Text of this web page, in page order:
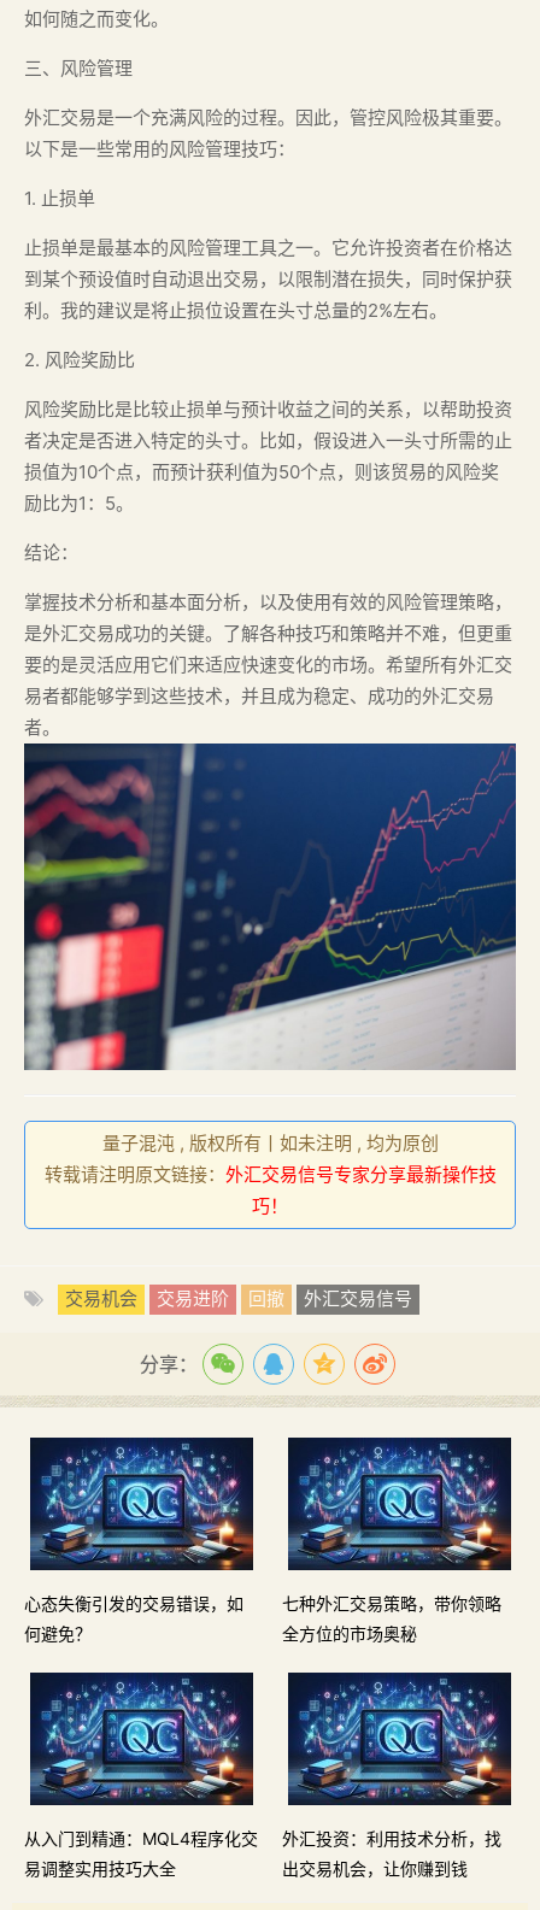
如何随之而变化。
三、风险管理
外汇交易是一个充满风险的过程。因此，管控风险极其重要。
以下是一些常用的风险管理技巧：
1. 止损单
止损单是最基本的风险管理工具之一。它允许投资者在价格达
到某个预设值时自动退出交易，以限制潜在损失，同时保护获
利。我的建议是将止损位设置在头寸总量的2%左右。
2. 风险奖励比
风险奖励比是比较止损单与预计收益之间的关系，以帮助投资
者决定是否进入特定的头寸。比如，假设进入一头寸所需的止
损值为10个点，而预计获利值为50个点，则该贸易的风险奖
励比为1：5。
结论：
掌握技术分析和基本面分析，以及使用有效的风险管理策略，
是外汇交易成功的关键。了解各种技巧和策略并不难，但更重
要的是灵活应用它们来适应快速变化的市场。希望所有外汇交
易者都能够学到这些技术，并且成为稳定、成功的外汇交易
者。
量子混沌 , 版权所有丨如未注明 , 均为原创
转载请注明原文链接： 外汇交易信号专家分享最新操作技
巧！
交易机会 交易进阶 回撤 外汇交易信号
分享：
心态失衡引发的交易错误，如
何避免？
七种外汇交易策略，带你领略
全方位的市场奥秘
从入门到精通：MQL4程序化交
易调整实用技巧大全
外汇投资：利用技术分析，找
出交易机会，让你赚到钱